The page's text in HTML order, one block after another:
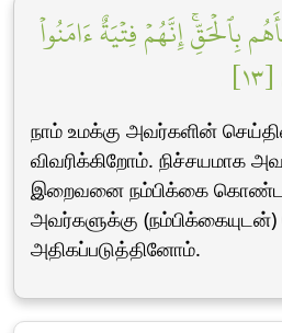
إِنَّهُمۡ فِتۡيَةٌ ءَامَنُواْ
நாம் உமக்கு அவர்களின்
விவரிக்கிறோம். நிச்சயமாக
இறைவனை நம்பிக்கை கொண்ட
அவர்களுக்கு (நம்பிக்கையுடன்)
அதிகப்படுத்தினோம்.